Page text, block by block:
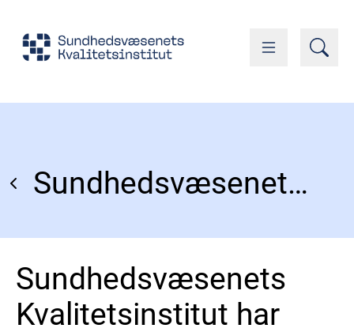
Sundhedsvæsenets Kvalitetsinstitut har fundet sin fremtidige direktør
Sundhedsvæsenets
Kvalitetsinstitut har